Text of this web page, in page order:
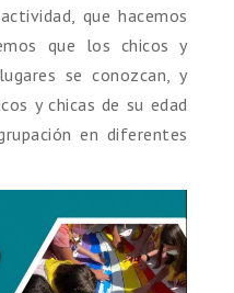
que hacemos
que los chicos y
se conozcan, y
y chicas de su edad
en diferentes